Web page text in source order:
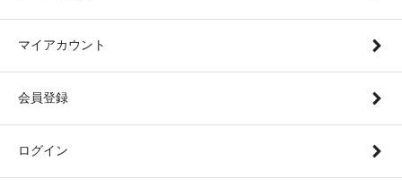
マイアカウント
会員登録
ログイン